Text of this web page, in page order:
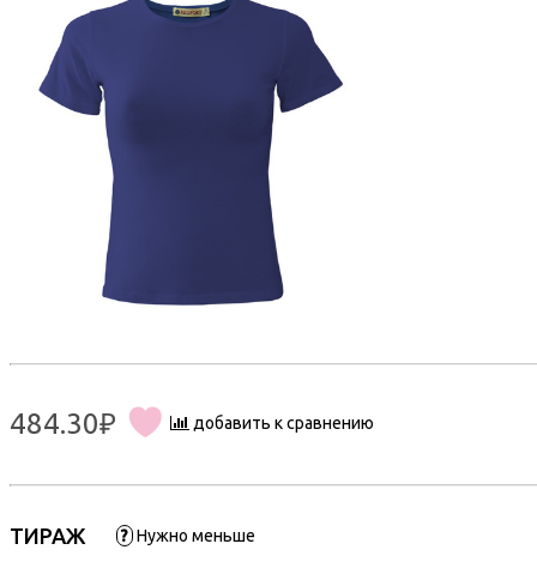
484.30₽ добавить к сравнению
ТИРАЖ ? Нужно меньше